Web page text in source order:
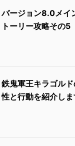
バージョン8.0メイ
トーリー攻略その5
鉄鬼軍王キラゴル
性と行動を紹介し